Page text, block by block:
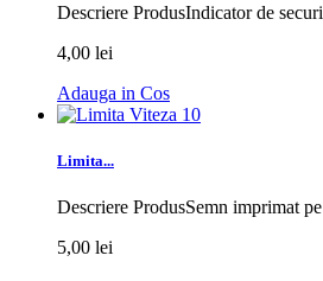
Descriere ProdusIndicator de
4,00 lei
Adauga in Cos
Limita...
Descriere ProdusSemn imprimat
5,00 lei